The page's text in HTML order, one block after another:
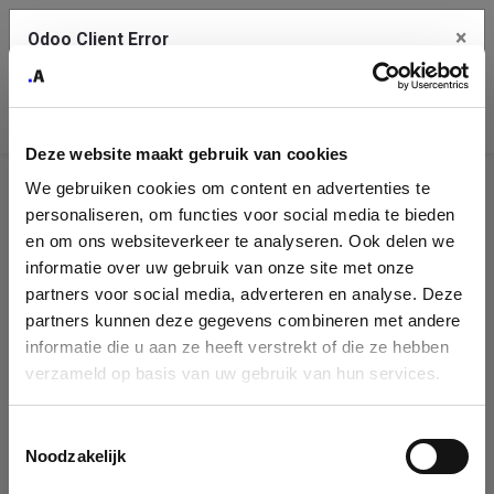
Deze website maakt gebruik van cookies
We gebruiken cookies om content en advertenties te
personaliseren, om functies voor social media te bieden
en om ons websiteverkeer te analyseren. Ook delen we
informatie over uw gebruik van onze site met onze
partners voor social media, adverteren en analyse. Deze
partners kunnen deze gegevens combineren met andere
informatie die u aan ze heeft verstrekt of die ze hebben
verzameld op basis van uw gebruik van hun services.
Noodzakelijk
Company
Identification
Please fill in your company details
You can search a company in our database by name, VAT or
enterprise ID. When a company is selected it will auto-complete the
form. If you don't find your company in our database, you can create
Odoo Client Error ×
service.
See details
Ok